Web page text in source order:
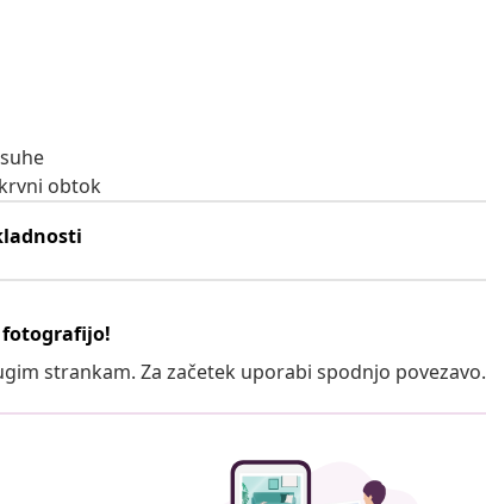
obtok
fotografijo!
strankam. Za začetek uporabi spodnjo povezavo.